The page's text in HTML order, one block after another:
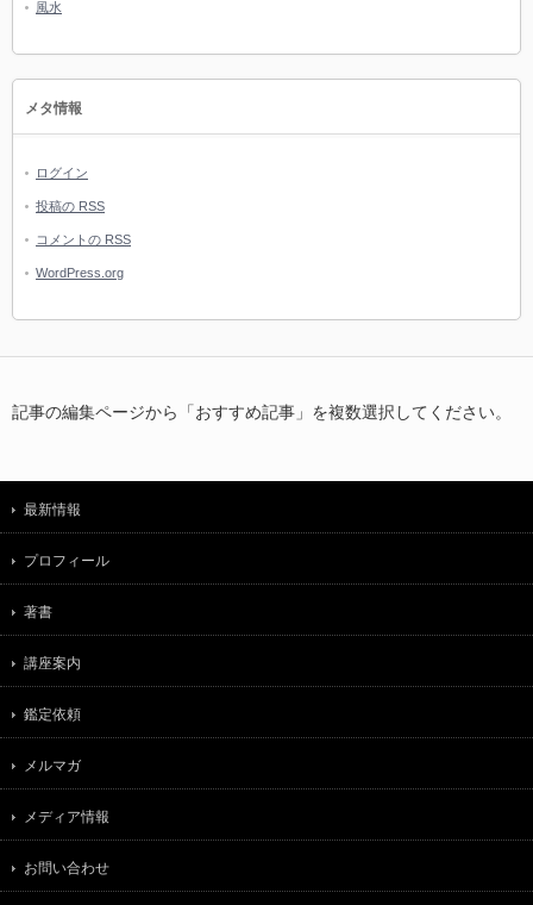
風水
メタ情報
ログイン
投稿の RSS
コメントの RSS
WordPress.org
記事の編集ページから「おすすめ記事」を複数選択してください。
最新情報
プロフィール
著書
講座案内
鑑定依頼
メルマガ
メディア情報
お問い合わせ